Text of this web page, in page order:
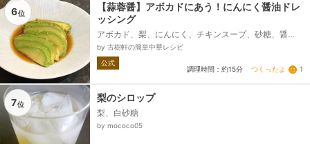
6位
【蒜蓉醤】アボカドにあう！にんにく醤油ドレ
ッシング
アボカド、梨、にんにく、チキンスープ、砂糖、醤
油、太白胡麻油
by 古樹軒の簡単中華レシピ
公式
調理時間：約15分 つくったよ 1
7位
梨のシロップ
梨、白砂糖
by mococo05